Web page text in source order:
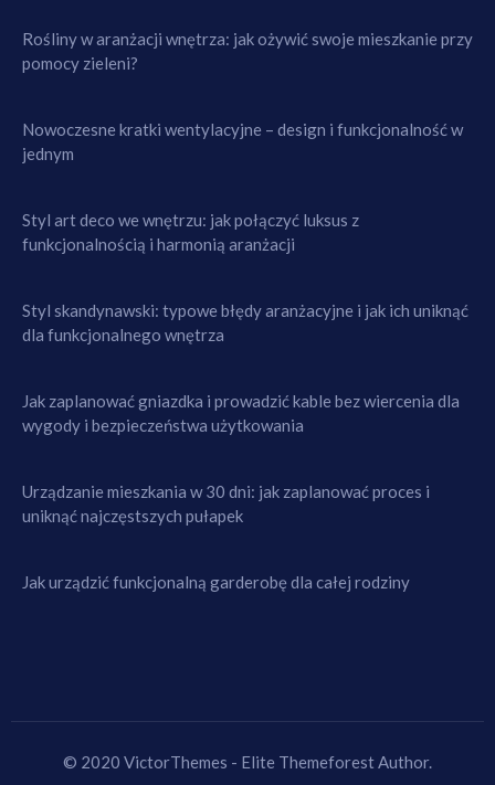
Rośliny w aranżacji wnętrza: jak ożywić swoje mieszkanie przy
pomocy zieleni?
Nowoczesne kratki wentylacyjne – design i funkcjonalność w
jednym
Styl art deco we wnętrzu: jak połączyć luksus z
funkcjonalnością i harmonią aranżacji
Styl skandynawski: typowe błędy aranżacyjne i jak ich uniknąć
dla funkcjonalnego wnętrza
Jak zaplanować gniazdka i prowadzić kable bez wiercenia dla
wygody i bezpieczeństwa użytkowania
Urządzanie mieszkania w 30 dni: jak zaplanować proces i
uniknąć najczęstszych pułapek
Jak urządzić funkcjonalną garderobę dla całej rodziny
© 2020 VictorThemes - Elite Themeforest Author.